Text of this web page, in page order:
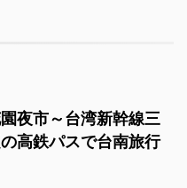
夜市～台湾新幹線三
高鉄パスで台南旅行